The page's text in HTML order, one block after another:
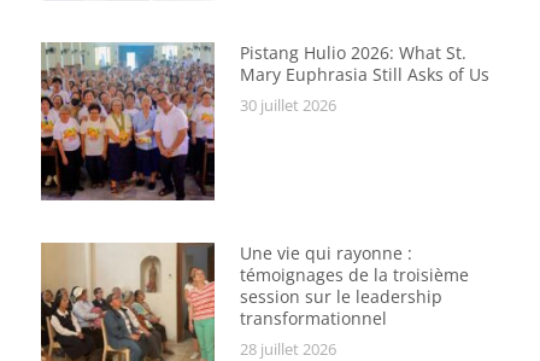
Pistang Hulio 2026: What St.
Mary Euphrasia Still Asks of Us
30 juillet 2026
Une vie qui rayonne :
témoignages de la troisième
session sur le leadership
transformationnel
28 juillet 2026